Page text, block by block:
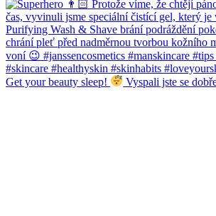
Get your beauty sleep! Vyspali jste se